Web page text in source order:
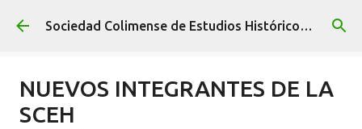
Ir al contenido principal Sociedad Colimense de Estudios Históricos A. C.
NUEVOS INTEGRANTES DE LA
SCEH